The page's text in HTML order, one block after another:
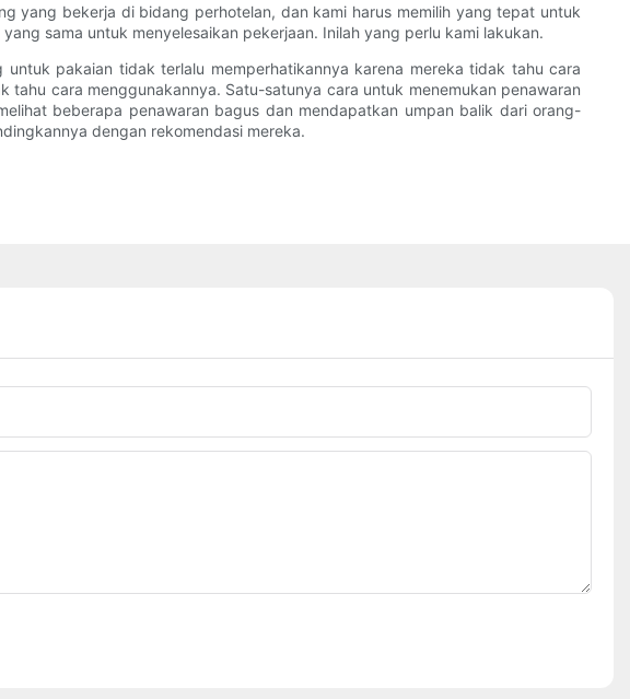
yang bekerja di bidang perhotelan, dan kami harus memilih yang tepat untuk
sama untuk menyelesaikan pekerjaan. Inilah yang perlu kami lakukan.
pakaian tidak terlalu memperhatikannya karena mereka tidak tahu cara
cara menggunakannya. Satu-satunya cara untuk menemukan penawaran
beberapa penawaran bagus dan mendapatkan umpan balik dari orang-
dengan rekomendasi mereka.